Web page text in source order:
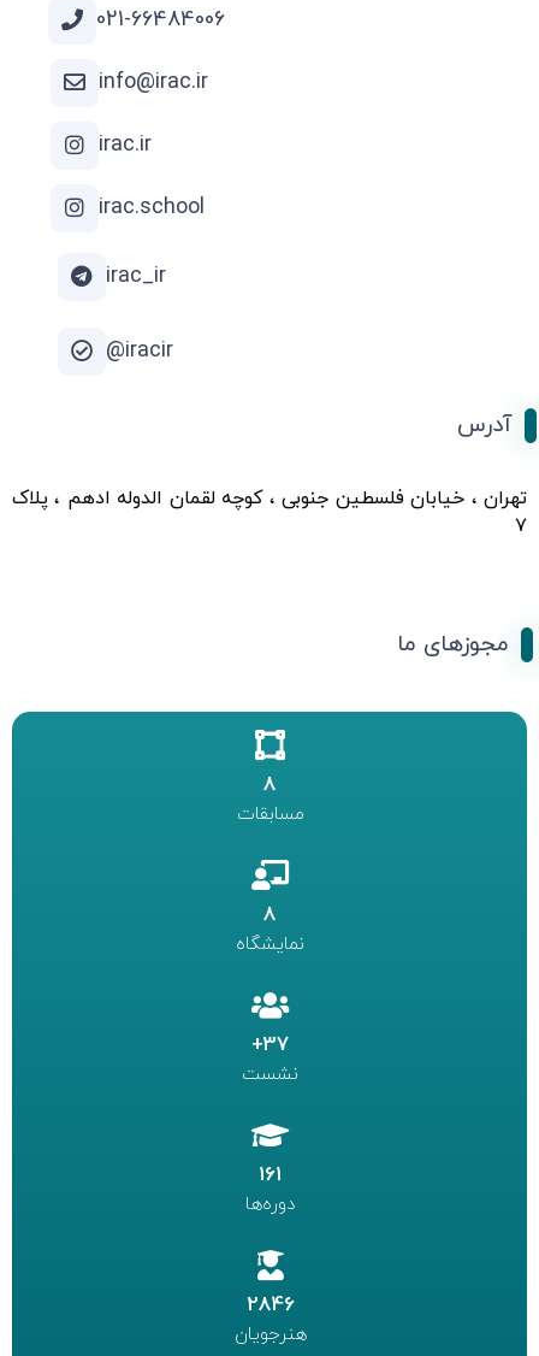
021-66484006
info@irac.ir
irac.ir
irac.school
irac_ir
iracir@
آدرس
تهران ، خیابان فلسطین جنوبی ، کوچه لقمان الدوله ادهم ، پلاک
۷
مجوزهای ما
8
مسابقات
8
نمایشگاه
37+
نشست
161
دوره‌ها
2846
هنرجویان